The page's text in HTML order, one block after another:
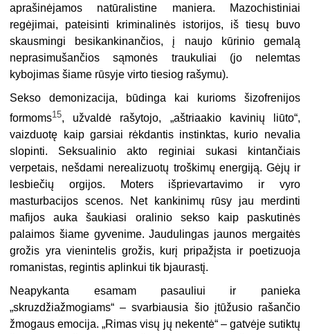
aprašinėjamos natūralistine maniera. Mazochistiniai
regėjimai, pateisinti kriminalinės istorijos, iš tiesų buvo
skausmingi besikankinančios, į naujo kūrinio gemalą
neprasimušančios sąmonės traukuliai (jo nelemtas
kybojimas šiame rūsyje virto tiesiog rašymu).
Sekso demonizacija, būdinga kai kurioms šizofrenijos
formoms15, užvaldė rašytojo, „aštriaakio kavinių liūto“,
vaizduotę kaip garsiai rėkdantis instinktas, kurio nevalia
slopinti. Seksualinio akto reginiai sukasi kintančiais
verpetais, nešdami nerealizuotų troškimų energiją. Gėjų ir
lesbiečių orgijos. Moters išprievartavimo ir vyro
masturbacijos scenos. Net kankinimų rūsy jau merdinti
mafijos auka šaukiasi oralinio sekso kaip paskutinės
palaimos šiame gyvenime. Jaudulingas jaunos mergaitės
grožis yra vienintelis grožis, kurį pripažįsta ir poetizuoja
romanistas, regintis aplinkui tik bjaurastį.
Neapykanta esamam pasauliui ir panieka
„skruzdžiažmogiams“ – svarbiausia šio įtūžusio rašančio
žmogaus emocija. „Rimas visų jų nekentė“ – gatvėje sutiktų